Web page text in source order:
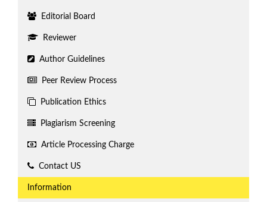
Editorial Board
Reviewer
Author Guidelines
Peer Review Process
Publication Ethics
Plagiarism Screening
Article Processing Charge
Contact US
Information